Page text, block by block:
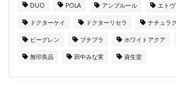
DUO POLA アンプルール エト
ドクターケイ ドクターリセラ ナチュラ
ビーグレン プチプラ ホワイトアクア
無印良品 田中みな実 資生堂